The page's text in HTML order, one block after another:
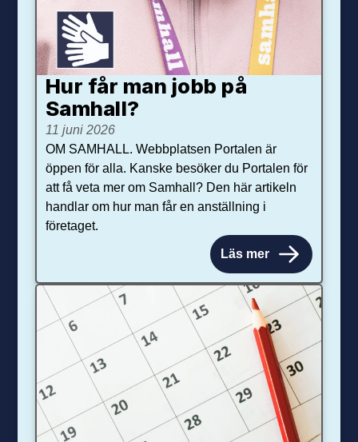
Hur får man jobb på
Samhall?
11 juni 2026
OM SAMHALL. Webbplatsen Portalen är
öppen för alla. Kanske besöker du Portalen för
att få veta mer om Samhall? Den här artikeln
handlar om hur man får en anställning i
företaget.
Läs mer